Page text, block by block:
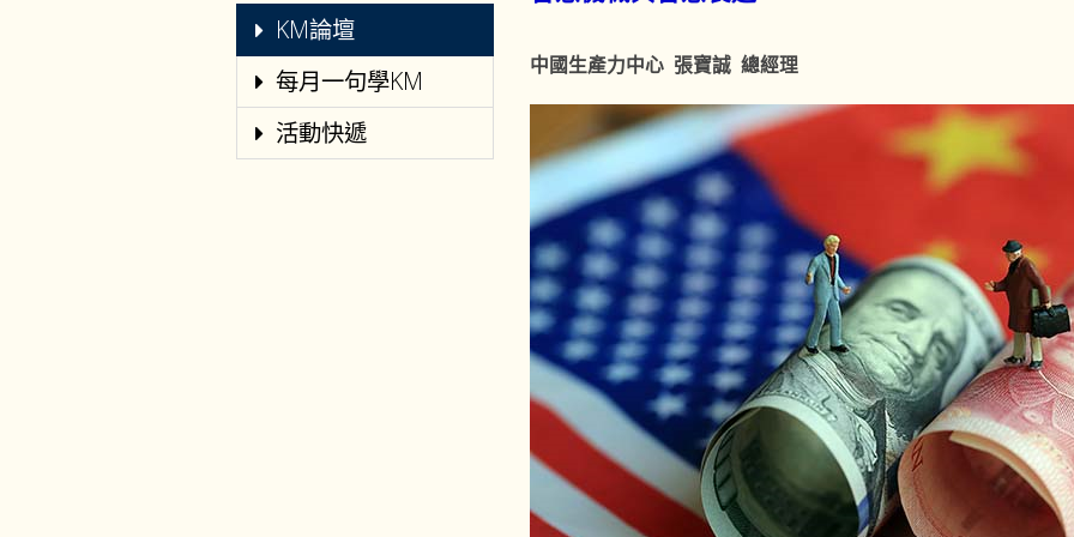
KM論壇
每月一句學KM
活動快遞
中國生產力中心 張寶誠 總經理